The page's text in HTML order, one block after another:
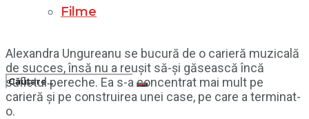
Filme
Alexandra Ungureanu se bucură de o carieră muzicală
de succes, însă nu a reușit să-și găsească încă
sufletul pereche. Ea s-a concentrat mai mult pe
carieră și pe construirea unei case, pe care a terminat-
o.